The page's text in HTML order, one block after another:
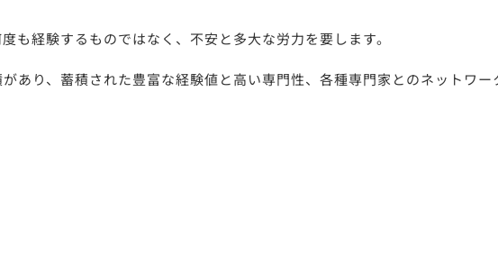
も経験するものではなく、不安と多大な労力を要します。
あり、蓄積された豊富な経験値と高い専門性、各種専門家とのネットワ